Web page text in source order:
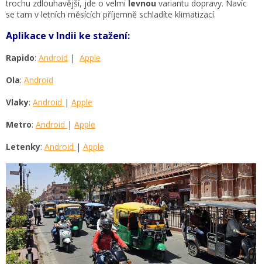
trochu zdlouhavější, jde o velmi levnou variantu dopravy. Navíc
se tam v letních měsících příjemně schladíte klimatizací.
Aplikace v Indii ke stažení:
Rapido: Android | Apple
Ola: Android
Vlaky: Android | Apple
Metro: Android | Apple
Letenky: Android | Apple